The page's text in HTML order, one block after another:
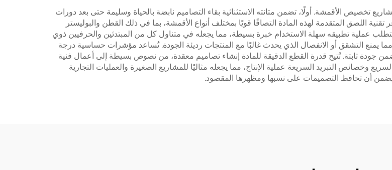
تخصيص الأقمشة. أولًا، تضمن متانته الاستثنائية بقاء التصاميم نابضة بالحياة وسليمة حتى بعد دورات
اللصق المتقدمة لهذه المادة التصاقًا قويًا بمختلف أنواع الأقمشة، بما في ذلك القطن والبوليستر
عملية تطبيقه سهلة الاستخدام خبرة بسيطة، مما يجعله في متناول كل من المبتدئين والحرفيين ذوي
يمنع التشقق أو الانفصال الذي يحدث غالبًا مع المنتجات رديئة الجودة. تُساعد مؤشرات حساسية درجة
جودة ثابتة. تُتيح قدرة القطع الدقيقة للمادة إنشاء تصاميم معقدة، من نصوص بسيطة إلى أعمال فنية
وخصائص التبريد السريعة عملية الإنتاج، مما يجعله مثاليًا للمشاريع الصغيرة والعمليات التجارية
مما يضمن أن تحافظ التصميمات على نسبها ومظهرها المقصود.